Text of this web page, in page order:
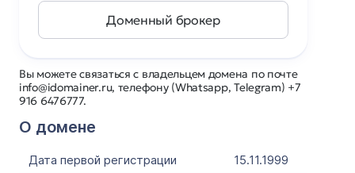
Вы можете связаться с владельцем домена по почте
info@idomainer.ru, телефону (Whatsapp, Telegram) +7
916 6476777.
О домене
Дата первой регистрации
15.11.1999
Доменный брокер